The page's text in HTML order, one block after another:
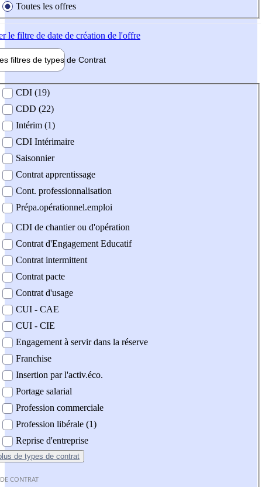
Toutes les offres
le filtre de date de création de l'offre
filtres de types de Contrat
contrat
CDI (19)
CDD (22)
Intérim (1)
CDI Intérimaire
Saisonnier
Contrat apprentissage
Cont. professionnalisation
Prépa.opérationnel.emploi
CDI de chantier ou d'opération
Contrat d'Engagement Educatif
Contrat intermittent
Contrat pacte
Contrat d'usage
CUI - CAE
CUI - CIE
Engagement à servir dans la réserve
Franchise
Insertion par l'activ.éco.
Portage salarial
Profession commerciale
Profession libérale (1)
Reprise d'entreprise
de types de contrat
CONTRAT